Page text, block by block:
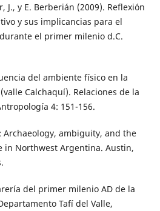
J., y E. Berberián (2009). Reflexión
y sus implicancias para el
el primer milenio d.C.
del ambiente físico en la
Calchaquí). Relaciones de la
4: 151-156.
Archaeology, ambiguity, and the
in Northwest Argentina. Austin,
del primer milenio AD de la
Tafí del Valle,